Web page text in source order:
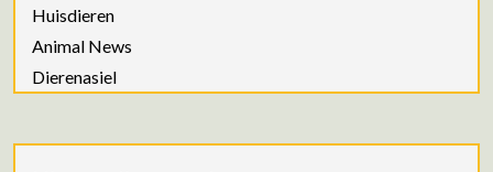
Huisdieren
Animal News
Dierenasiel